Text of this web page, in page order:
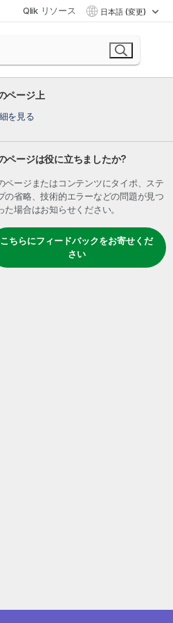
Qlik リソース 日本語 (変更)
ページ上
を見る
ページは役に立ちましたか?
ページまたはコンテンツにタイポ、ステ
の省略、技術的エラーなどの問題が見つ
た場合はお知らせください。
こちらにフィードバックをお寄せくだ
さい